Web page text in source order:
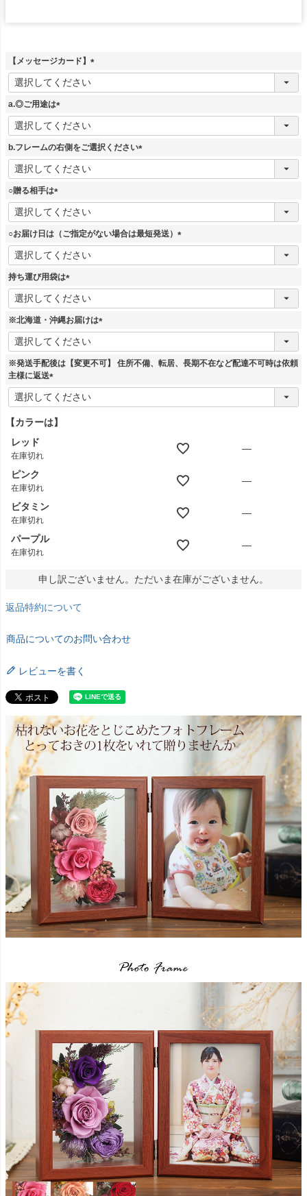
【メッセージカード】
(
a.◎ご用途は
(
必
須
b.フレームの右側をご選択ください
(
○贈る相手は
(
必
須
○お届け日は（ご指定がない場合は最短発送）
(
持ち運び用袋は
(
必
須
※北海道・沖縄お届けは
(
須
※発送手配後は【変更不可】 住所不備、転居、長期不在など配達不可時は依頼
主様に返送
(
必
須
)
【カラーは】
レッド
在庫切れ
—
ピンク
在庫切れ
—
ビタミン
在庫切れ
—
パープル
在庫切れ
—
申し訳ございません。ただいま在庫がございません。
返品特約について
商品についてのお問い合わせ
レビューを書く